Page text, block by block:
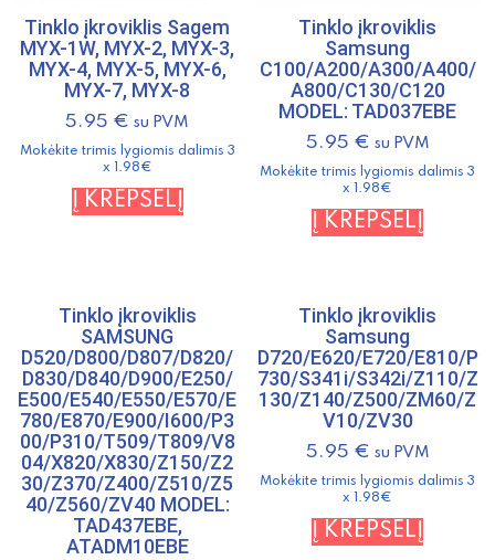
Tinklo įkroviklis Sagem
MYX-1W, MYX-2, MYX-3,
MYX-4, MYX-5, MYX-6,
MYX-7, MYX-8
5.95 € su PVM
Mokėkite trimis lygiomis dalimis 3
x 1.98€
Į KREPŠELĮ
Tinklo įkroviklis
Samsung
C100/A200/A300/A400/
A800/C130/C120
MODEL: TAD037EBE
5.95 € su PVM
Mokėkite trimis lygiomis dalimis 3
x 1.98€
Į KREPŠELĮ
Tinklo įkroviklis
SAMSUNG
D520/D800/D807/D820/
D830/D840/D900/E250/
E500/E540/E550/E570/E
780/E870/E900/I600/P3
00/P310/T509/T809/V8
04/X820/X830/Z150/Z2
30/Z370/Z400/Z510/Z5
40/Z560/ZV40 MODEL:
TAD437EBE,
ATADM10EBE
Tinklo įkroviklis
Samsung
D720/E620/E720/E810/P
730/S341i/S342i/Z110/Z
130/Z140/Z500/ZM60/Z
V10/ZV30
5.95 € su PVM
Mokėkite trimis lygiomis dalimis 3
x 1.98€
Į KREPŠELĮ